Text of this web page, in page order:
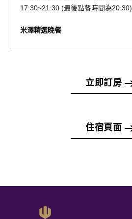
17:30~21:30 (最後點餐時間為20:30)
米澤精選晚餐
立即訂房
住宿頁面